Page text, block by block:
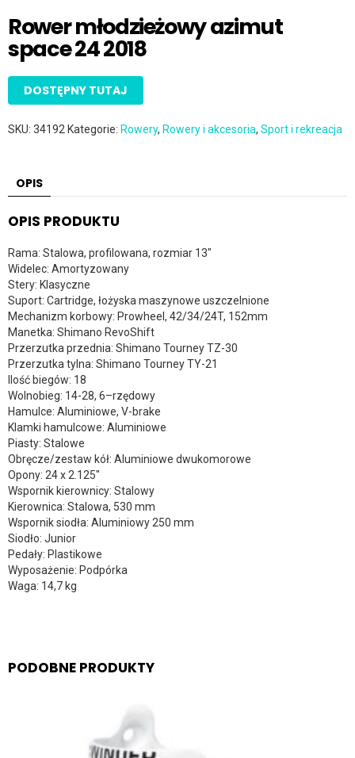
Rower młodzieżowy azimut
space 24 2018
DOSTĘPNY TUTAJ
SKU: 34192 Kategorie: Rowery, Rowery i akcesoria, Sport i rekreacja
OPIS
OPIS PRODUKTU
Rama: Stalowa, profilowana, rozmiar 13″
Widelec: Amortyzowany
Stery: Klasyczne
Suport: Cartridge, łożyska maszynowe uszczelnione
Mechanizm korbowy: Prowheel, 42/34/24T, 152mm
Manetka: Shimano RevoShift
Przerzutka przednia: Shimano Tourney TZ-30
Przerzutka tylna: Shimano Tourney TY-21
Ilość biegów: 18
Wolnobieg: 14-28, 6–rzędowy
Hamulce: Aluminiowe, V-brake
Klamki hamulcowe: Aluminiowe
Piasty: Stalowe
Obręcze/zestaw kół: Aluminiowe dwukomorowe
Opony: 24 x 2.125″
Wspornik kierownicy: Stalowy
Kierownica: Stalowa, 530 mm
Wspornik siodła: Aluminiowy 250 mm
Siodło: Junior
Pedały: Plastikowe
Wyposażenie: Podpórka
Waga: 14,7 kg
PODOBNE PRODUKTY